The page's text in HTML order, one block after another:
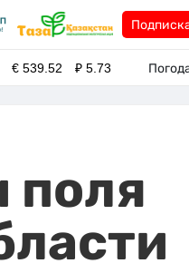
€539.52 ₽5.73
поля